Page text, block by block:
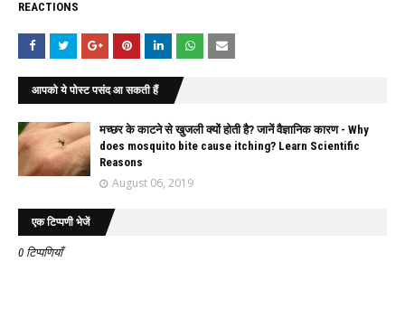
REACTIONS
आपको ये पोस्ट पसंद आ सकती हैं
मच्छर के काटने से खुजली क्यों होती है? जानें वैज्ञानिक कारण - Why
does mosquito bite cause itching? Learn Scientific
Reasons
August 06, 2019
एक टिप्पणी भेजें
0 टिप्पणियाँ